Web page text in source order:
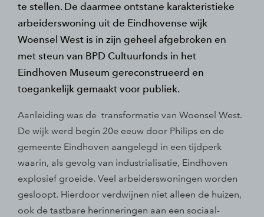
te stellen. De daarmee ontstane karakteristieke
arbeiderswoning uit de Eindhovense wijk
Woensel West is in zijn geheel afgebroken en
met steun van BPD Cultuurfonds in het
Eindhoven Museum gereconstrueerd en
toegankelijk gemaakt voor publiek.
Aanleiding was de transformatie van Woensel West.
De wijk werd begin 20e eeuw door Philips en de
gemeente Eindhoven aangelegd in een tijdperk
waarin, als gevolg van industrialisatie, Eindhoven
explosief groeide. Veel arbeiderswoningen worden
gesloopt. Hierdoor verdwijnen niet alleen de huizen,
ook de tastbare herinneringen aan een sociaal-